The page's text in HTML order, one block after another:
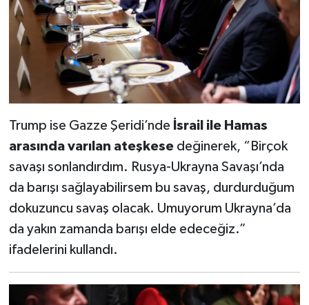
Trump ise Gazze Şeridi’nde İsrail ile Hamas
arasında varılan ateşkesedeğinerek, “Birçok
savaşı sonlandırdım. Rusya-Ukrayna Savaşı’nda
da barışı sağlayabilirsem bu savaş, durdurduğum
dokuzuncu savaş olacak. Umuyorum Ukrayna’da
da yakın zamanda barışı elde edeceğiz.”
ifadelerini kullandı.